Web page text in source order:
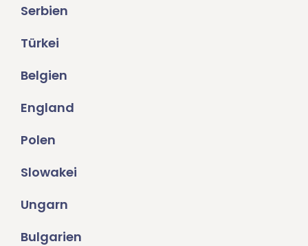
Serbien
Türkei
Belgien
England
Polen
Slowakei
Ungarn
Bulgarien